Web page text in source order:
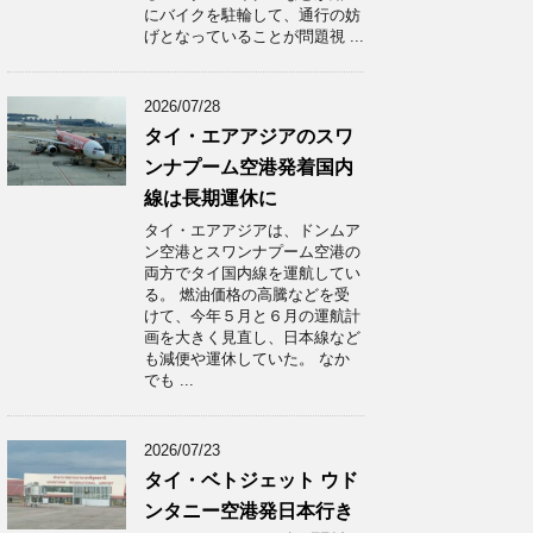
にバイクを駐輪して、通行の妨
げとなっていることが問題視 ...
2026/07/28
タイ・エアアジアのスワ
ンナプーム空港発着国内
線は長期運休に
タイ・エアアジアは、ドンムア
ン空港とスワンナプーム空港の
両方でタイ国内線を運航してい
る。 燃油価格の高騰などを受
けて、今年５月と６月の運航計
画を大きく見直し、日本線など
も減便や運休していた。 なか
でも ...
2026/07/23
タイ・ベトジェット ウド
ンタニー空港発日本行き